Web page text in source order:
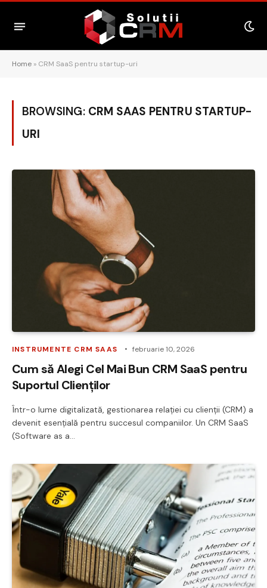
Home » CRM SaaS pentru startup-uri
BROWSING: CRM SAAS PENTRU STARTUP-
URI
INSTRUMENTE CRM SAAS februarie 10, 2026
Cum să Alegi Cel Mai Bun CRM SaaS pentru
Suportul Clienților
Într-o lume digitalizată, gestionarea relației cu clienții (CRM) a
devenit esențială pentru succesul companiilor. Un CRM SaaS
(Software as a…